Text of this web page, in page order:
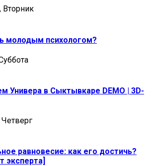
Вторник
молодым психологом?
Универа в Сыктывкаре DEMO | 3D-
равновесие: как его достичь?
эксперта]